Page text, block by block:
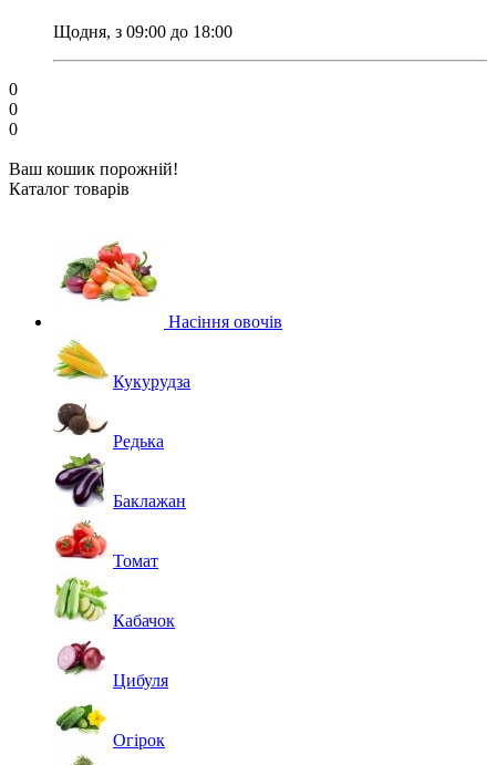
Щодня, з 09:00 до 18:00
0
0
0
Ваш кошик порожній!
Каталог товарів
Насіння овочів
Кукурудза
Редька
Баклажан
Томат
Кабачок
Цибуля
Огірок